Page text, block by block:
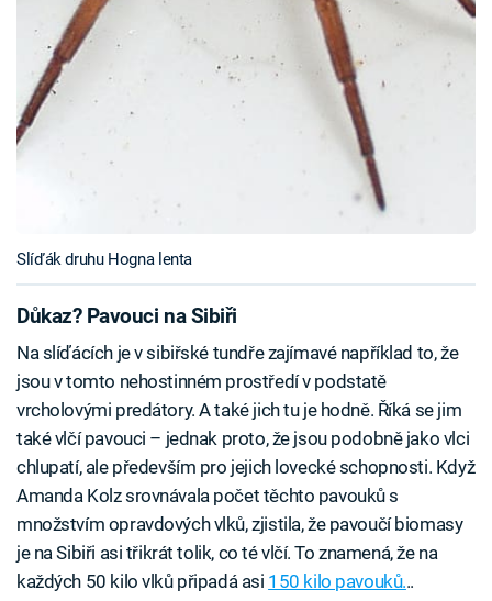
Slíďák druhu Hogna lenta
Důkaz? Pavouci na Sibiři
Na slíďácích je v sibiřské tundře zajímavé například to, že
jsou v tomto nehostinném prostředí v podstatě
vrcholovými predátory. A také jich tu je hodně. Říká se jim
také vlčí pavouci – jednak proto, že jsou podobně jako vlci
chlupatí, ale především pro jejich lovecké schopnosti. Když
Amanda Kolz srovnávala počet těchto pavouků s
množstvím opravdových vlků, zjistila, že pavoučí biomasy
je na Sibiři asi třikrát tolik, co té vlčí. To znamená, že na
každých 50 kilo vlků připadá asi 150 kilo pavouků...